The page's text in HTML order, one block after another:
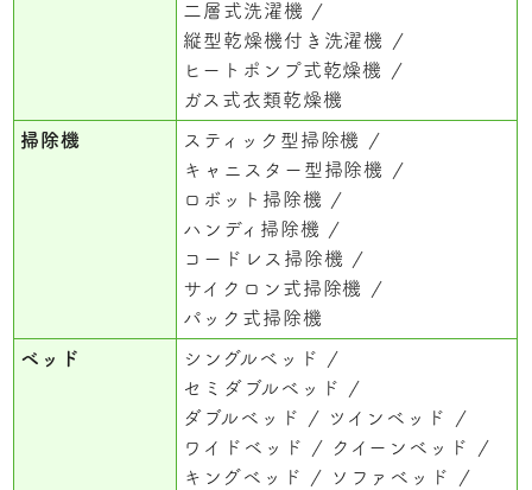
二層式洗濯機
縦型乾燥機付き洗濯機
ヒートポンプ式乾燥機
ガス式衣類乾燥機
掃除機
スティック型掃除機
キャニスター型掃除機
ロボット掃除機
ハンディ掃除機
コードレス掃除機
サイクロン式掃除機
パック式掃除機
ベッド
シングルベッド
セミダブルベッド
ダブルベッド
ツインベッド
ワイドベッド
クイーンベッド
キングベッド
ソファベッド